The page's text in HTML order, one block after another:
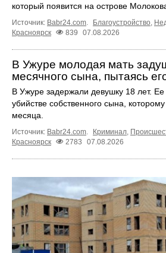
который появится на острове
Источник: Babr24.com Благоустройство
Красноярск
839 07.08.2026
В Ужуре молодая мать
месячного сына, пытаясь
В Ужуре задержали девушку 18 лет.
убийстве собственного сына,
месяца.
Источник: Babr24.com. Криминал,
Красноярск
2783 07.08.2026